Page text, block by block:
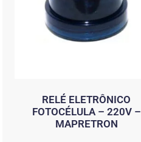
RELÉ ELETRÔNICO
FOTOCÉLULA – 220V –
MAPRETRON